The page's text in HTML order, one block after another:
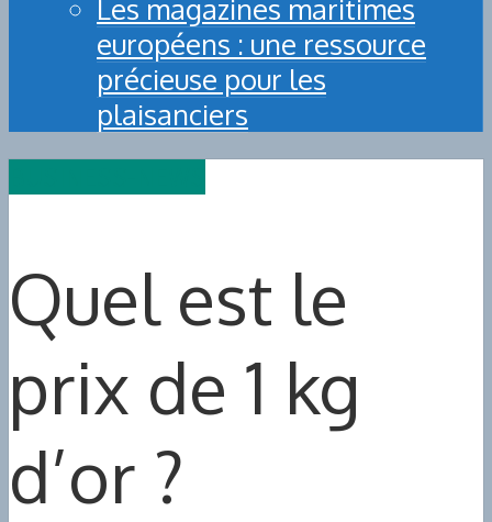
Les magazines maritimes
européens : une ressource
précieuse pour les
plaisanciers
Quel est le
prix de 1 kg
d’or ?